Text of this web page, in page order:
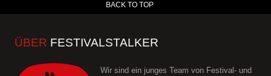
BACK TO TOP
ÜBER FESTIVALSTALKER
Wir sind ein junges Team von Festival- und